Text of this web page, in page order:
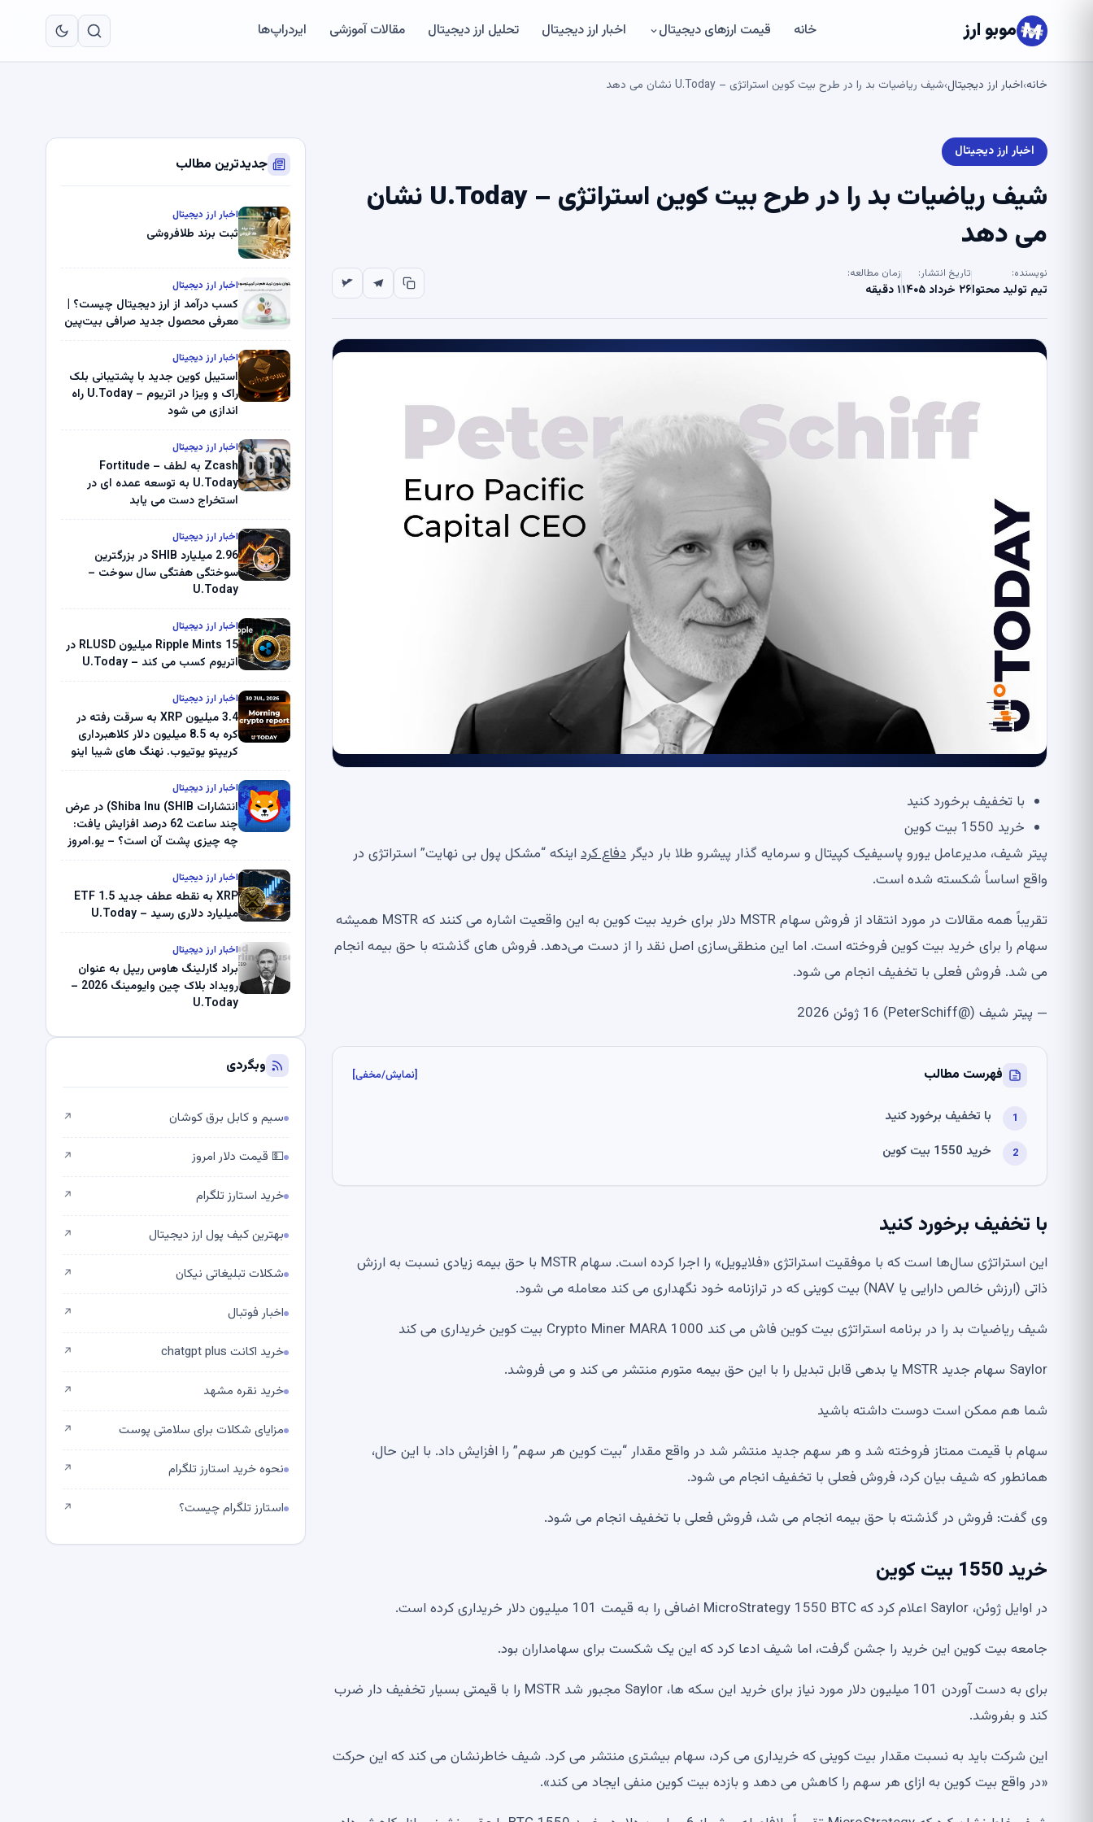
موبو ارز خانه قیمت ارزهای دیجیتال اخبار ارز دیجیتال تحلیل ارز دیجیتال مقالات آموزشی ایردراپ‌ها
خانه›اخبار ارز دیجیتال›شیف ریاضیات بد را در طرح بیت کوین استراتژی – U.Today نشان می دهد
اخبار ارز دیجیتال
شیف ریاضیات بد را در طرح بیت کوین استراتژی – U.Today نشان
می دهد
نویسنده:
تیم تولید محتوا
تاریخ انتشار:
۲۶ خرداد ۱۴۰۵
زمان مطالعه:
۱ دقیقه
با تخفیف برخورد کنید
خرید 1550 بیت کوین
پیتر شیف، مدیرعامل یورو پاسیفیک کپیتال و سرمایه گذار پیشرو طلا بار دیگر دفاع کرد اینکه “مشکل پول بی نهایت” استراتژی در
واقع اساساً شکسته شده است.
تقریباً همه مقالات در مورد انتقاد از فروش سهام MSTR دلار برای خرید بیت کوین به این واقعیت اشاره می کنند که MSTR همیشه
سهام را برای خرید بیت کوین فروخته است. اما این منطقی‌سازی اصل نقد را از دست می‌دهد. فروش های گذشته با حق بیمه انجام
می شد. فروش فعلی با تخفیف انجام می شود.
— پیتر شیف (@PeterSchiff) 16 ژوئن 2026
فهرست مطالب [نمایش/مخفی]
با تخفیف برخورد کنید
خرید 1550 بیت کوین
با تخفیف برخورد کنید
این استراتژی سال‌ها است که با موفقیت استراتژی «فلایویل» را اجرا کرده است. سهام MSTR با حق بیمه زیادی نسبت به ارزش
ذاتی (ارزش خالص دارایی یا NAV) بیت کوینی که در ترازنامه خود نگهداری می کند معامله می شود.
شیف ریاضیات بد را در برنامه استراتژی بیت کوین فاش می کند Crypto Miner MARA 1000 بیت کوین خریداری می کند
Saylor سهام جدید MSTR یا بدهی قابل تبدیل را با این حق بیمه متورم منتشر می کند و می فروشد.
شما هم ممکن است دوست داشته باشید
سهام با قیمت ممتاز فروخته شد و هر سهم جدید منتشر شد در واقع مقدار “بیت کوین هر سهم” را افزایش داد. با این حال،
همانطور که شیف بیان کرد، فروش فعلی با تخفیف انجام می شود.
وی گفت: فروش در گذشته با حق بیمه انجام می شد، فروش فعلی با تخفیف انجام می شود.
خرید 1550 بیت کوین
در اوایل ژوئن، Saylor اعلام کرد که MicroStrategy 1550 BTC اضافی را به قیمت 101 میلیون دلار خریداری کرده است.
جامعه بیت کوین این خرید را جشن گرفت، اما شیف ادعا کرد که این یک شکست برای سهامداران بود.
برای به دست آوردن 101 میلیون دلار مورد نیاز برای خرید این سکه ها، Saylor مجبور شد MSTR را با قیمتی بسیار تخفیف دار ضرب
کند و بفروشد.
این شرکت باید به نسبت مقدار بیت کوینی که خریداری می کرد، سهام بیشتری منتشر می کرد. شیف خاطرنشان می کند که این حرکت
«در واقع بیت کوین به ازای هر سهم را کاهش می دهد و بازده بیت کوین منفی ایجاد می کند».
جدیدترین مطالب
اخبار ارز دیجیتال
ثبت برند طلافروشی
اخبار ارز دیجیتال
کسب درآمد از ارز دیجیتال چیست؟ |
معرفی محصول جدید صرافی بیت‌پین
اخبار ارز دیجیتال
استیبل کوین جدید با پشتیبانی بلک
راک و ویزا در اتریوم – U.Today راه
اندازی می شود
اخبار ارز دیجیتال
Zcash به لطف Fortitude –
U.Today به توسعه عمده ای در
استخراج دست می یابد
اخبار ارز دیجیتال
2.96 میلیارد SHIB در بزرگترین
سوختگی هفتگی سال سوخت –
U.Today
اخبار ارز دیجیتال
Ripple Mints 15 میلیون RLUSD در
اتریوم کسب می کند – U.Today
اخبار ارز دیجیتال
3.4 میلیون XRP به سرقت رفته در
کره به 8.5 میلیون دلار کلاهبرداری
کریپتو یوتیوب. نهنگ های شیبا اینو
میلیون دلار U-Turn در بیت کوین را
ثبت کرد – گزارش کریپتو صبح –
U.Today
اخبار ارز دیجیتال
انتشارات Shiba Inu (SHIB) در عرض
چند ساعت 62 درصد افزایش یافت:
چه چیزی پشت آن است؟ – یو.امروز
اخبار ارز دیجیتال
XRP به نقطه عطف جدید ETF 1.5
میلیارد دلاری رسید – U.Today
اخبار ارز دیجیتال
براد گارلینگ هاوس ریپل به عنوان
رویداد بلاک چین وایومینگ 2026 –
U.Today
وبگردی
سیم و کابل برق کوشان ↗
💵 قیمت دلار امروز ↗
خرید استارز تلگرام ↗
بهترین کیف پول ارز دیجیتال ↗
شکلات تبلیغاتی نیکان ↗
اخبار فوتبال ↗
خرید اکانت chatgpt plus ↗
خرید نقره مشهد ↗
مزایای شکلات برای سلامتی پوست ↗
نحوه خرید استارز تلگرام ↗
استارز تلگرام چیست؟ ↗